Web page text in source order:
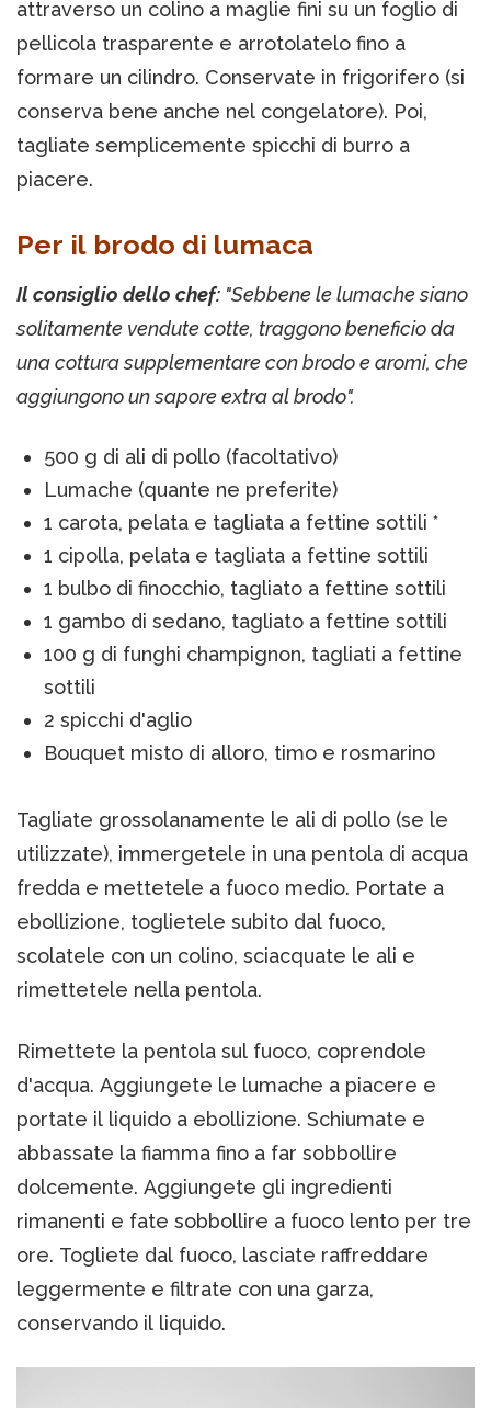
attraverso un colino a maglie fini su un foglio di
pellicola trasparente e arrotolatelo fino a
formare un cilindro. Conservate in frigorifero (si
conserva bene anche nel congelatore). Poi,
tagliate semplicemente spicchi di burro a
piacere.
Per il brodo di lumaca
Il consiglio dello chef: "Sebbene le lumache siano
solitamente vendute cotte, traggono beneficio da
una cottura supplementare con brodo e aromi, che
aggiungono un sapore extra al brodo".
500 g di ali di pollo (facoltativo)
Lumache (quante ne preferite)
1 carota, pelata e tagliata a fettine sottili *
1 cipolla, pelata e tagliata a fettine sottili
1 bulbo di finocchio, tagliato a fettine sottili
1 gambo di sedano, tagliato a fettine sottili
100 g di funghi champignon, tagliati a fettine
sottili
2 spicchi d'aglio
Bouquet misto di alloro, timo e rosmarino
Tagliate grossolanamente le ali di pollo (se le
utilizzate), immergetele in una pentola di acqua
fredda e mettetele a fuoco medio. Portate a
ebollizione, toglietele subito dal fuoco,
scolatele con un colino, sciacquate le ali e
rimettetele nella pentola.
Rimettete la pentola sul fuoco, coprendole
d'acqua. Aggiungete le lumache a piacere e
portate il liquido a ebollizione. Schiumate e
abbassate la fiamma fino a far sobbollire
dolcemente. Aggiungete gli ingredienti
rimanenti e fate sobbollire a fuoco lento per tre
ore. Togliete dal fuoco, lasciate raffreddare
leggermente e filtrate con una garza,
conservando il liquido.